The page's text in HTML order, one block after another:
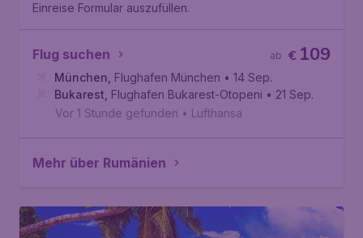
Einreise Formular auszufüllen.
Flug suchen € 109
ab
München Flughafen München • 14 Sep.
Bukarest Flughafen Bukarest-Otopeni • 21 Sep.
Vor 1 Stunde gefunden • Lufthansa
Mehr über Rumänien